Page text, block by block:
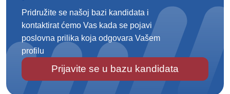
Pridružite se našoj bazi kandidata i
kontaktirat ćemo Vas kada se pojavi
poslovna prilika koja odgovara Vašem
profilu
Prijavite se u bazu kandidata